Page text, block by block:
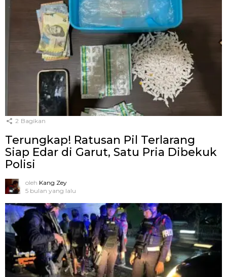
2 Bagikan
Terungkap! Ratusan Pil Terlarang
Siap Edar di Garut, Satu Pria Dibekuk
Polisi
oleh Kang Zey
5 bulan yang lalu